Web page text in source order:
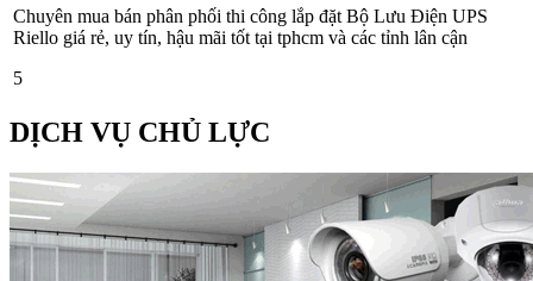
Chuyên mua bán phân phối thi công lắp đặt Bộ Lưu Điện UPS
Riello giá rẻ, uy tín, hậu mãi tốt tại tphcm và các tỉnh lân cận
5
DỊCH VỤ CHỦ LỰC